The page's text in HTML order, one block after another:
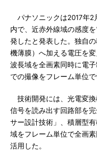
パナソニックは2017年2
内で、近赤外線域の感度
発したと発表した。独自
機薄膜）へ加える電圧を
波長域を全画素同時に電
での撮像をフレーム単位
技術開発には、光電変
信号を読み出す回路部を
サー設計技術」、積層型
域をフレーム単位で全画
活用した。